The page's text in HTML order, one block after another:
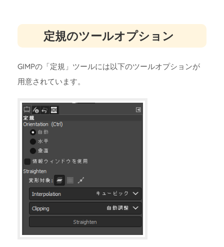
定規のツールオプション
GIMPの「定規」ツールには以下のツールオプションが
用意されています。